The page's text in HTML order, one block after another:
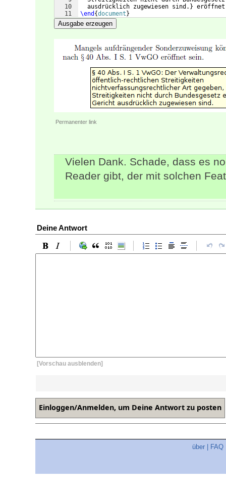
10
11
  ausdrücklich zugewiesen sind.
}
\end {document }
Ausgabe erzeugen
Permanenter link
Vielen Dank. Schade, dass es
Reader gibt, der mit solchen
Deine Antwort
[Vorschau ausblenden]
über FAQ